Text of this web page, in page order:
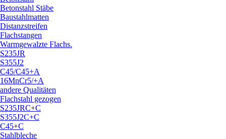
Betonstahl Stäbe
Baustahlmatten
Distanzstreifen
Flachstangen
Warmgewalzte Flachs.
S235JR
S355J2
C45/C45+A
16MnCr5/+A
andere Qualitäten
Flachstahl gezogen
S235JRC+C
S355J2C+C
C45+C
Stahlbleche